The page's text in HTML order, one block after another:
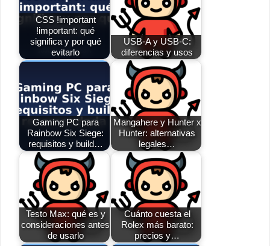
CSS !important
!important: qué
significa y por qué
evitarlo
USB-A y USB-C:
diferencias y usos
Gaming PC para
Rainbow Six Siege:
requisitos y build…
Mangahere y Hunter x
Hunter: alternativas
legales…
Testo Max: qué es y
consideraciones antes
de usarlo
Cuánto cuesta el
Rolex más barato:
precios y…